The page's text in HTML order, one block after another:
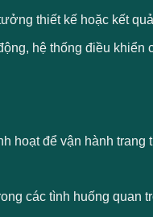
thiết kế hoặc kết
hệ thống điều
hoạt để vận hành trang
các tình huống quan